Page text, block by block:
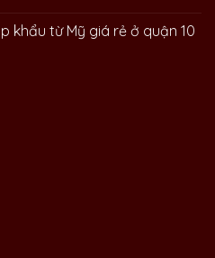
khẩu từ Mỹ giá rẻ ở quận 10